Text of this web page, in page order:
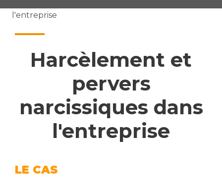
l'entreprise
Harcèlement et
pervers
narcissiques dans
l'entreprise
LE CAS